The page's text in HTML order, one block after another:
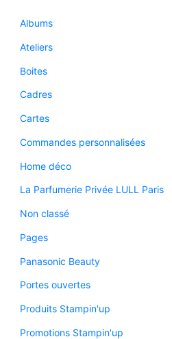
Albums
Ateliers
Boites
Cadres
Cartes
Commandes personnalisées
Home déco
La Parfumerie Privée LULL Paris
Non classé
Pages
Panasonic Beauty
Portes ouvertes
Produits Stampin'up
Promotions Stampin'up